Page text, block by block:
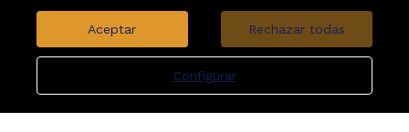
Aceptar Rechazar todas
Configurar